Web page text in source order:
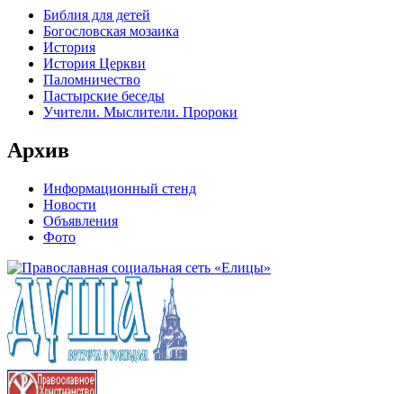
Библия для детей
Богословская мозаика
История
История Церкви
Паломничество
Пастырские беседы
Учители. Мыслители. Пророки
Архив
Информационный стенд
Новости
Объявления
Фото